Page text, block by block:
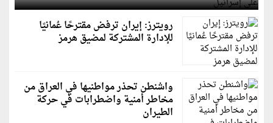
رويترز: إيران ترفض مقترحًا عُمانيًا
للإدارة المشتركة لمضيق هرمز
واشنطن تحذر مواطنيها في العراق من
مخاطر أمنية واضطرابات في حركة
الطيران